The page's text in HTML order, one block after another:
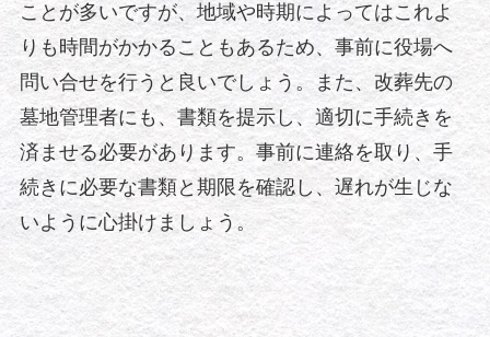
ことが多いですが、地域や時期によってはこれよ
りも時間がかかることもあるため、事前に役場へ
問い合せを行うと良いでしょう。また、改葬先の
墓地管理者にも、書類を提示し、適切に手続きを
済ませる必要があります。事前に連絡を取り、手
続きに必要な書類と期限を確認し、遅れが生じな
いように心掛けましょう。